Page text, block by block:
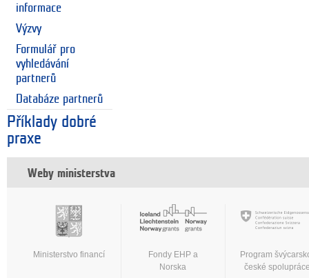
informace
Výzvy
Formulář pro
vyhledávání
partnerů
Databáze partnerů
Příklady dobré
praxe
Weby ministerstva
Ministerstvo financí
Fondy EHP a
Norska
Program
české